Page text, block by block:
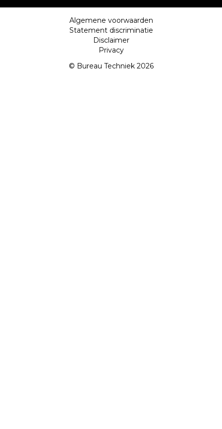
Algemene voorwaarden
Statement discriminatie
Disclaimer
Privacy
© Bureau Techniek 2026